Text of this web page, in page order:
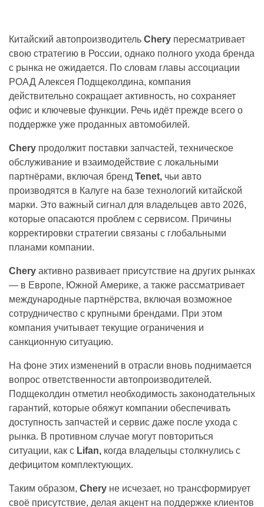
Китайский автопроизводитель Chery пересматривает
свою стратегию в России, однако полного ухода бренда
с рынка не ожидается. По словам главы ассоциации
РОАД Алексея Подщеколдина, компания
действительно сокращает активность, но сохраняет
офис и ключевые функции. Речь идёт прежде всего о
поддержке уже проданных автомобилей.
Chery продолжит поставки запчастей, техническое
обслуживание и взаимодействие с локальными
партнёрами, включая бренд Tenet, чьи авто
производятся в Калуге на базе технологий китайской
марки. Это важный сигнал для владельцев авто 2026,
которые опасаются проблем с сервисом. Причины
корректировки стратегии связаны с глобальными
планами компании.
Chery активно развивает присутствие на других рынках
— в Европе, Южной Америке, а также рассматривает
международные партнёрства, включая возможное
сотрудничество с крупными брендами. При этом
компания учитывает текущие ограничения и
санкционную ситуацию.
На фоне этих изменений в отрасли вновь поднимается
вопрос ответственности автопроизводителей.
Подщеколдин отметил необходимость законодательных
гарантий, которые обяжут компании обеспечивать
доступность запчастей и сервис даже после ухода с
рынка. В противном случае могут повториться
ситуации, как с Lifan, когда владельцы столкнулись с
дефицитом комплектующих.
Таким образом, Chery не исчезает, но трансформирует
своё присутствие, делая акцент на поддержке клиентов